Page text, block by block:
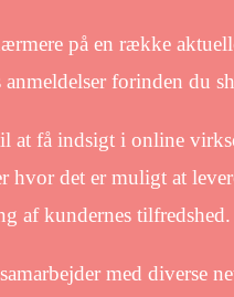
på en række
forinden du
at få indsigt i online
det er muligt at
af kundernes tilfredshed.
med diverse